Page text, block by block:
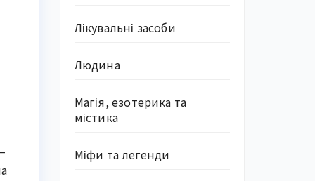
Лікувальні засоби
Людина
Магія, езотерика та
містика
Міфи та легенди